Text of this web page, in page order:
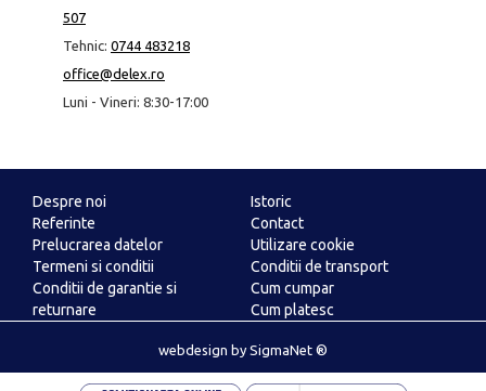
507
Tehnic: 0744 483218
office@delex.ro
Luni - Vineri: 8:30-17:00
Despre noi
Istoric
Referinte
Contact
Prelucrarea datelor
Utilizare cookie
Termeni si conditii
Conditii de transport
Conditii de garantie si
returnare
Cum cumpar
Cum platesc
webdesign by SigmaNet ®